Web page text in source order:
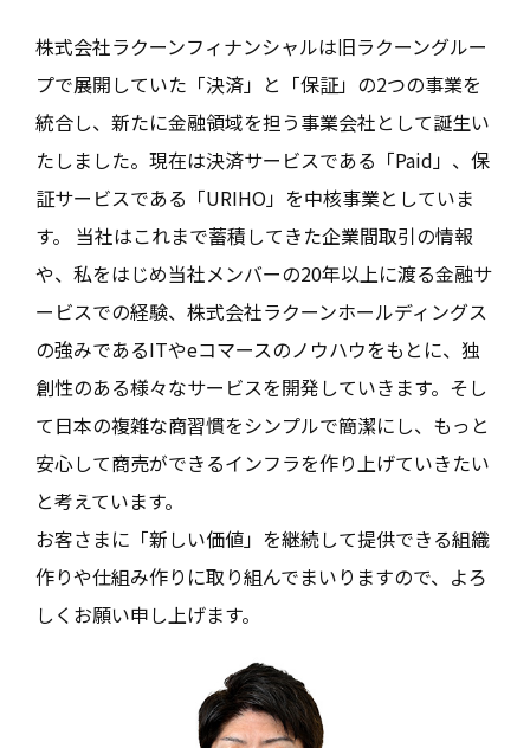
株式会社ラクーンフィナンシャルは旧ラクーングルー
プで展開していた「決済」と「保証」の2つの事業を
統合し、新たに金融領域を担う事業会社として誕生い
たしました。現在は決済サービスである「Paid」、保
証サービスである「URIHO」を中核事業としていま
す。 当社はこれまで蓄積してきた企業間取引の情報
や、私をはじめ当社メンバーの20年以上に渡る金融サ
ービスでの経験、株式会社ラクーンホールディングス
の強みであるITやeコマースのノウハウをもとに、独
創性のある様々なサービスを開発していきます。そし
て日本の複雑な商習慣をシンプルで簡潔にし、もっと
安心して商売ができるインフラを作り上げていきたい
と考えています。
お客さまに「新しい価値」を継続して提供できる組織
作りや仕組み作りに取り組んでまいりますので、よろ
しくお願い申し上げます。